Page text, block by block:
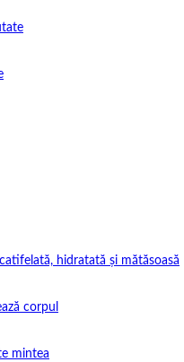
hidratată și mătăsoasă
corpul
mintea